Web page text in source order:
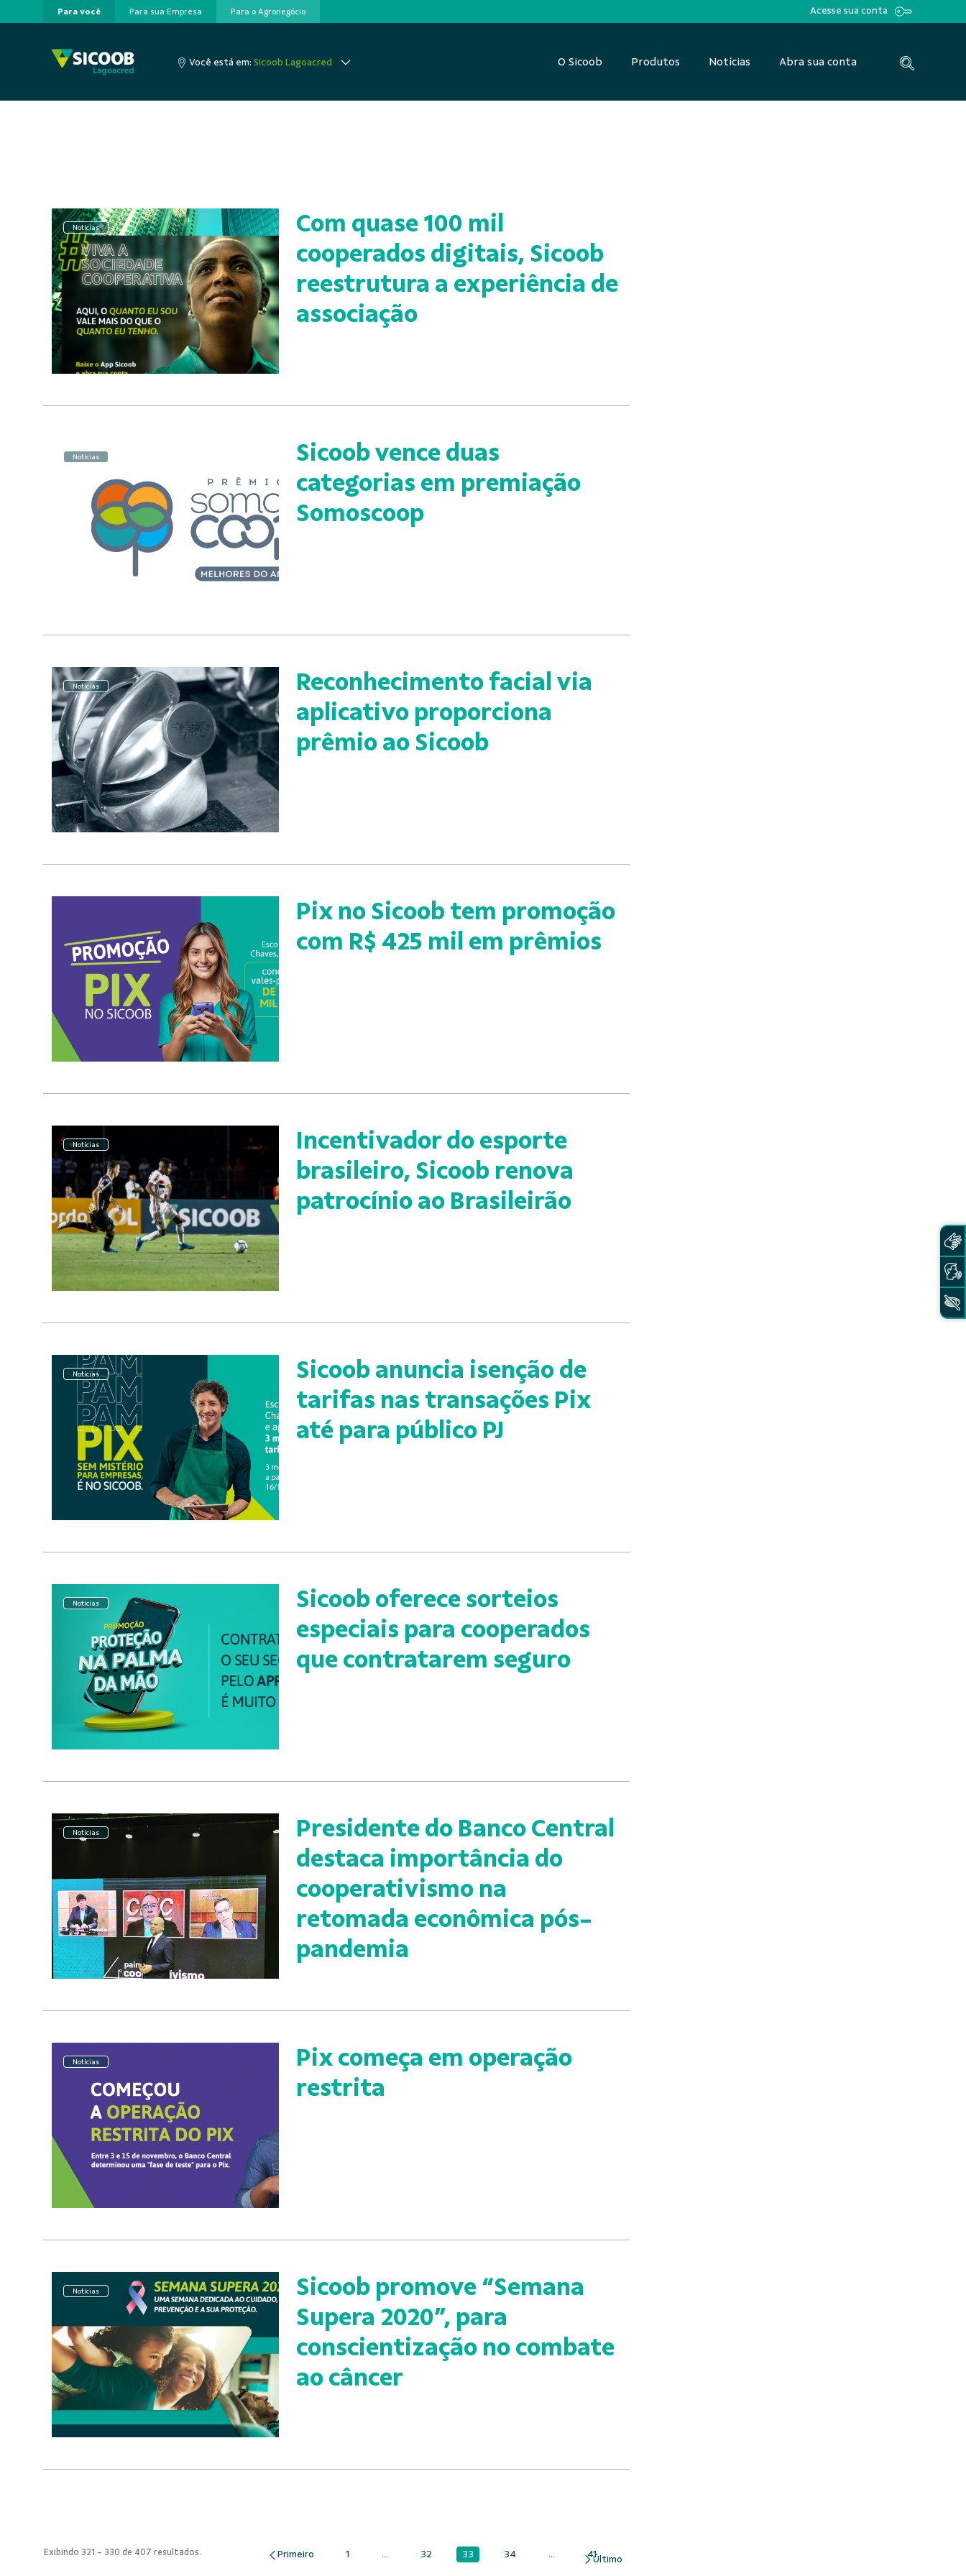
Pular para o Conteúdo principal
Para você Para sua Empresa Para o Agronegócio Acesse sua conta
Você está em:Sicoob Lagoacred O Sicoob Produtos Notícias Abra sua conta
Notícias
Com quase 100 mil
cooperados digitais, Sicoob
reestrutura a experiência de
associação
Notícias
Sicoob vence duas
categorias em premiação
Somoscoop
Notícias
Reconhecimento facial via
aplicativo proporciona
prêmio ao Sicoob
Pix no Sicoob tem promoção
com R$ 425 mil em prêmios
Notícias
Incentivador do esporte
brasileiro, Sicoob renova
patrocínio ao Brasileirão
Notícias
Sicoob anuncia isenção de
tarifas nas transações Pix
até para público PJ
Notícias
Sicoob oferece sorteios
especiais para cooperados
que contratarem seguro
Notícias
Presidente do Banco Central
destaca importância do
cooperativismo na
retomada econômica pós-
pandemia
Notícias
Pix começa em operação
restrita
Notícias
Sicoob promove “Semana
Supera 2020”, para
conscientização no combate
ao câncer
Exibindo 321 - 330 de 407 resultados.
Página
1 ...Páginas intermediárias Usar ABA para navegar.
Página
32 Página
33 Página
34 ...Páginas intermediárias Usar ABA para navegar.
Página
41